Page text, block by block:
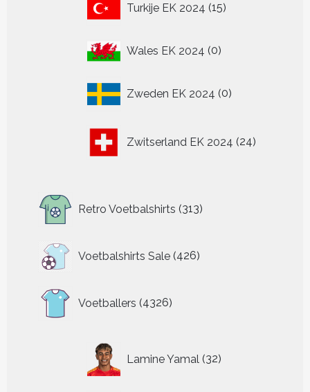
Turkije EK 2024 15
producten
Wales EK 2024 00
Zweden EK 2024 0
producten
Zwitserland EK 2024 24
producten
Retro Voetbalshirts 313
producten
Voetbalshirts Sale 426
426
producten
Voetballers 4326
producten
Lamine Yamal 32
producten